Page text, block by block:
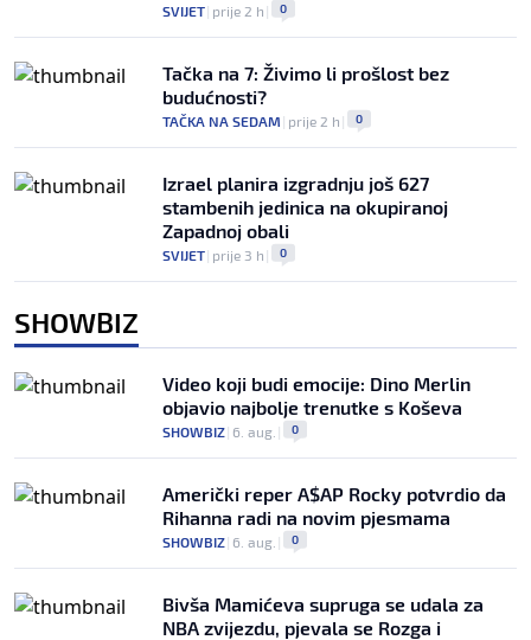
SVIJET| prije 2 h | 0
Tačka na 7: Živimo li prošlost bez
budućnosti?
TAČKA NA SEDAM | prije 2 h | 0
Izrael planira izgradnju još 627
stambenih jedinica na okupiranoj
Zapadnoj obali
SVIJET| prije 3 h | 0
SHOWBIZ
Video koji budi emocije: Dino Merlin
objavio najbolje trenutke s Koševa
SHOWBIZ| 6. aug. | 0
Američki reper A$AP Rocky potvrdio da
Rihanna radi na novim pjesmama
SHOWBIZ| 6. aug. | 0
Bivša Mamićeva supruga se udala za
NBA zvijezdu, pjevala se Rozga i